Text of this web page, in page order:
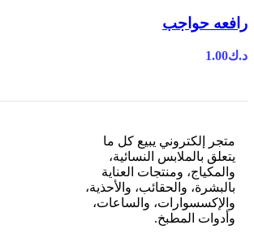
رافعه حواجب
د.ك1.00
متجر إلكتروني يبيع كل ما
يتعلق بالملابس النسائية،
والمكياج، ومنتجات العناية
بالبشرة، والحقائب، والأحذية،
والإكسسوارات، والساعات،
وأدوات المطبخ.